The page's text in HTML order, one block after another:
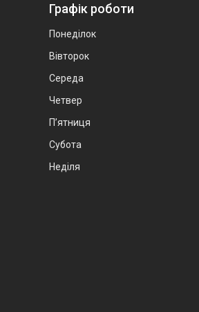
Графік роботи
Понеділок
Вівторок
Середа
Четвер
Пʼятниця
Субота
Неділя